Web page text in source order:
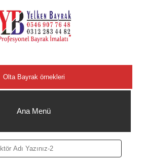
Olta Bayrak örnekleri
Ana Menü